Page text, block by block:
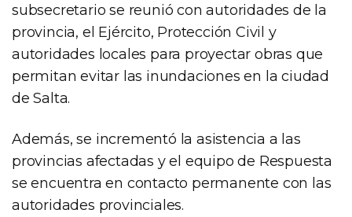
subsecretario se reunió con autoridades de la
provincia, el Ejército, Protección Civil y
autoridades locales para proyectar obras que
permitan evitar las inundaciones en la ciudad
de Salta.
Además, se incrementó la asistencia a las
provincias afectadas y el equipo de Respuesta
se encuentra en contacto permanente con las
autoridades provinciales.